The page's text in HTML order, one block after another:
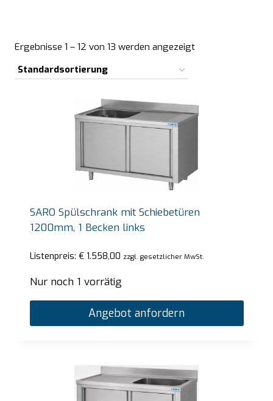
Ergebnisse 1 – 12 von 13 werden angezeigt
SARO Spülschrank mit Schiebetüren
1200mm, 1 Becken links
Listenpreis: €1.558,00 zzgl. gesetzlicher MwSt.
Nur noch 1 vorrätig
Angebot anfordern